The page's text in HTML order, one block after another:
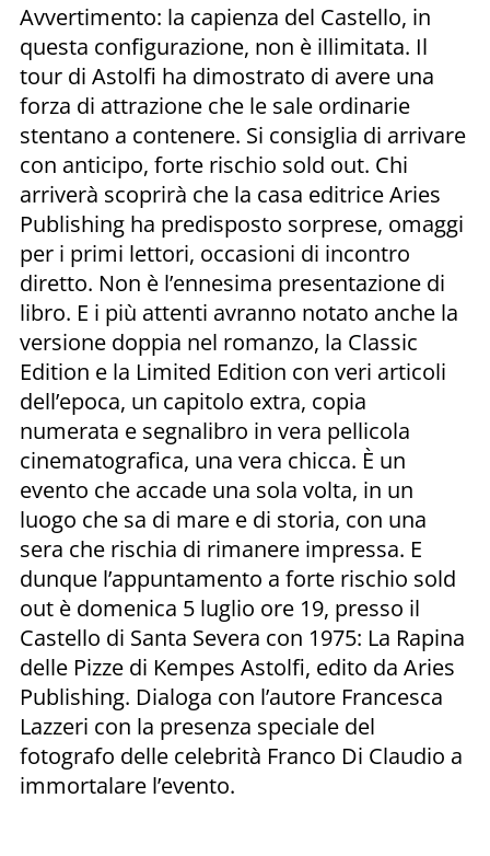
Avvertimento: la capienza del Castello, in
questa configurazione, non è illimitata. Il
tour di Astolfi ha dimostrato di avere una
forza di attrazione che le sale ordinarie
stentano a contenere. Si consiglia di arrivare
con anticipo, forte rischio sold out. Chi
arriverà scoprirà che la casa editrice Aries
Publishing ha predisposto sorprese, omaggi
per i primi lettori, occasioni di incontro
diretto. Non è l’ennesima presentazione di
libro. E i più attenti avranno notato anche la
versione doppia nel romanzo, la Classic
Edition e la Limited Edition con veri articoli
dell’epoca, un capitolo extra, copia
numerata e segnalibro in vera pellicola
cinematografica, una vera chicca. È un
evento che accade una sola volta, in un
luogo che sa di mare e di storia, con una
sera che rischia di rimanere impressa. E
dunque l’appuntamento a forte rischio sold
out è domenica 5 luglio ore 19, presso il
Castello di Santa Severa con 1975: La Rapina
delle Pizze di Kempes Astolfi, edito da Aries
Publishing. Dialoga con l’autore Francesca
Lazzeri con la presenza speciale del
fotografo delle celebrità Franco Di Claudio a
immortalare l’evento.